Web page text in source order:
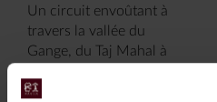
Un circuit envoûtant à
travers la vallée du
Gange, du Taj Mahal à
les fresques érotiques de